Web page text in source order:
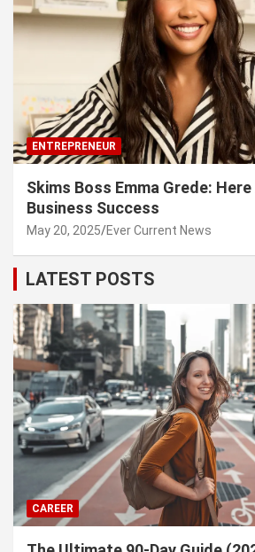
ENTREPRENEUR
Skims Boss Emma Grede:
Business Success
May 20, 2025 Ever Current News
LATEST POSTS
CAREER